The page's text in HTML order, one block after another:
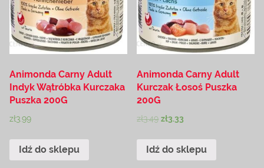
Animonda Carny Adult
Indyk Wątróbka Kurczaka
Puszka 200G
zł3.99
Idź do sklepu
Animonda Carny Adult
Kurczak Łosoś Puszka
200G
zł3.49 zł3.33
Idź do sklepu